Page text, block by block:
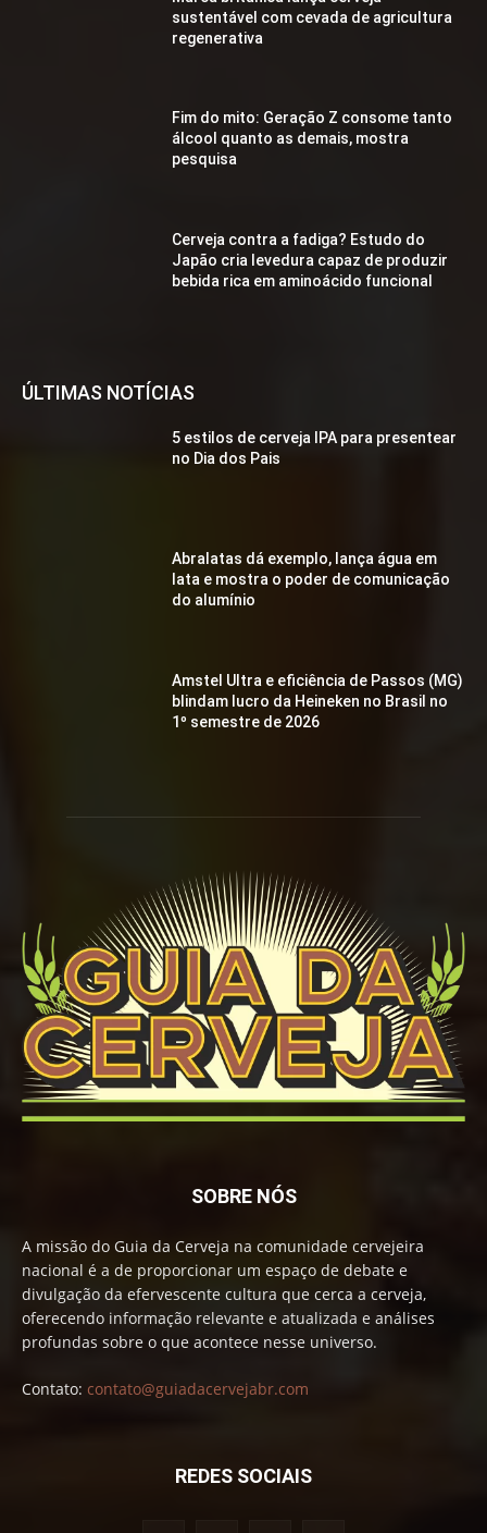
sustentável com cevada de agricultura
regenerativa
Fim do mito: Geração Z consome tanto
álcool quanto as demais, mostra
pesquisa
Cerveja contra a fadiga? Estudo do
Japão cria levedura capaz de produzir
bebida rica em aminoácido funcional
ÚLTIMAS NOTÍCIAS
5 estilos de cerveja IPA para presentear
no Dia dos Pais
Abralatas dá exemplo, lança água em
lata e mostra o poder de comunicação
do alumínio
Amstel Ultra e eficiência de Passos (MG)
blindam lucro da Heineken no Brasil no
1º semestre de 2026
SOBRE NÓS
A missão do Guia da Cerveja na comunidade cervejeira
nacional é a de proporcionar um espaço de debate e
divulgação da efervescente cultura que cerca a cerveja,
oferecendo informação relevante e atualizada e análises
profundas sobre o que acontece nesse universo.
Contato: contato@guiadacervejabr.com
REDES SOCIAIS